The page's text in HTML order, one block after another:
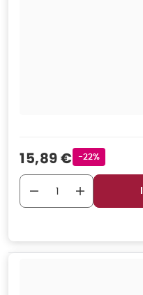
Verkaufspreis
15,89 € Rabattstempel
-22%